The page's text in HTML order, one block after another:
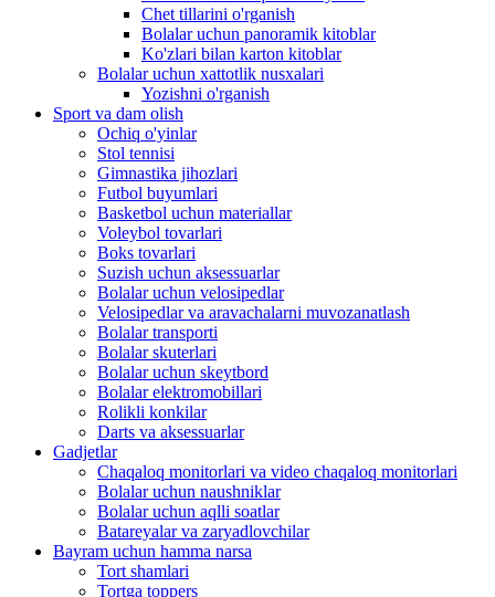
Chet tillarini o'rganish
Bolalar uchun panoramik kitoblar
Ko'zlari bilan karton kitoblar
Bolalar uchun xattotlik nusxalari
Yozishni o'rganish
Sport va dam olish
Ochiq o'yinlar
Stol tennisi
Gimnastika jihozlari
Futbol buyumlari
Basketbol uchun materiallar
Voleybol tovarlari
Boks tovarlari
Suzish uchun aksessuarlar
Bolalar uchun velosipedlar
Velosipedlar va aravachalarni muvozanatlash
Bolalar transporti
Bolalar skuterlari
Bolalar uchun skeytbord
Bolalar elektromobillari
Rolikli konkilar
Darts va aksessuarlar
Gadjetlar
Chaqaloq monitorlari va video chaqaloq monitorlari
Bolalar uchun naushniklar
Bolalar uchun aqlli soatlar
Batareyalar va zaryadlovchilar
Bayram uchun hamma narsa
Tort shamlari
Tortga toppers